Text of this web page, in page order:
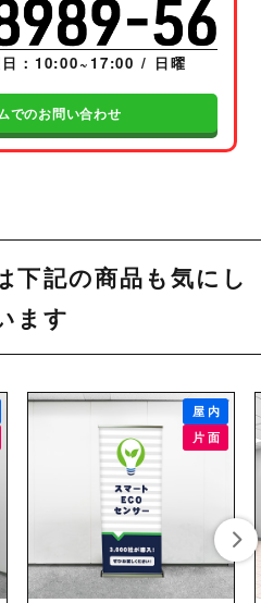
でのお問い合わせ
：10:00~17:00 / 日曜
下記の商品も気にし
ます
屋内
片面